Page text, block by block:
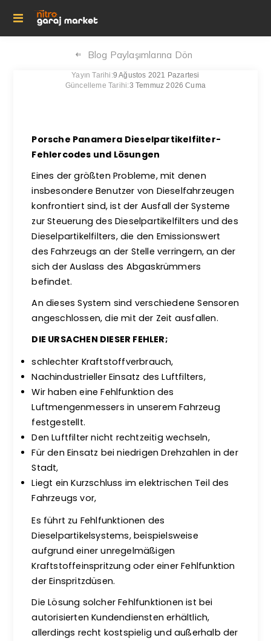
Blog Paylaşımlarına Dön
Yayın Tarihi:9 Ağustos 2021 Pazartesi
Güncelleme Tarihi:3 Temmuz 2026 Cuma
Porsche Panamera Dieselpartikelfilter-
Fehlercodes und Lösungen
Eines der größten Probleme, mit denen
insbesondere Benutzer von Dieselfahrzeugen
konfrontiert sind, ist der Ausfall der Systeme
zur Steuerung des Dieselpartikelfilters und des
Dieselpartikelfilters, die den Emissionswert
des Fahrzeugs an der Stelle verringern, an der
sich der Auslass des Abgaskrümmers
befindet.
An dieses System sind verschiedene Sensoren
angeschlossen, die mit der Zeit ausfallen.
DIE URSACHEN DIESER FEHLER;
schlechter Kraftstoffverbrauch,
Nachindustrieller Einsatz des Luftfilters,
Wir haben eine Fehlfunktion des
Luftmengenmessers in unserem Fahrzeug
festgestellt.
Den Luftfilter nicht rechtzeitig wechseln,
Für den Einsatz bei niedrigen Drehzahlen in der
Stadt,
Liegt ein Kurzschluss im elektrischen Teil des
Fahrzeugs vor,
Es führt zu Fehlfunktionen des
Dieselpartikelsystems, beispielsweise
aufgrund einer unregelmäßigen
Kraftstoffeinspritzung oder einer Fehlfunktion
der Einspritzdüsen.
Die Lösung solcher Fehlfunktionen ist bei
autorisierten Kundendiensten erhältlich,
allerdings recht kostspielig und außerhalb der